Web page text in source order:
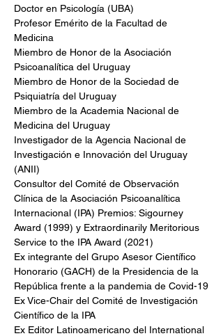
Doctor en Psicología (UBA)
Profesor Emérito de la Facultad de
Medicina
Miembro de Honor de la Asociación
Psicoanalítica del Uruguay
Miembro de Honor de la Sociedad de
Psiquiatría del Uruguay
Miembro de la Academia Nacional de
Medicina del Uruguay
Investigador de la Agencia Nacional de
Investigación e Innovación del Uruguay
(ANII)
Consultor del Comité de Observación
Clínica de la Asociación Psicoanalítica
Internacional (IPA) Premios: Sigourney
Award (1999) y Extraordinarily Meritorious
Service to the IPA Award (2021)
Ex integrante del Grupo Asesor Científico
Honorario (GACH) de la Presidencia de la
República frente a la pandemia de Covid-19
Ex Vice-Chair del Comité de Investigación
Científico de la IPA
Ex Editor Latinoamericano del International